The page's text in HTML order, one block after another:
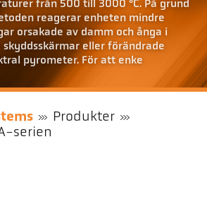
från 500 till 3000 °C. På grund
reagerar enheten mindre
orsakade av damm och ånga i
eller förändrade
pyrometer. För att enke
Produkter
serien